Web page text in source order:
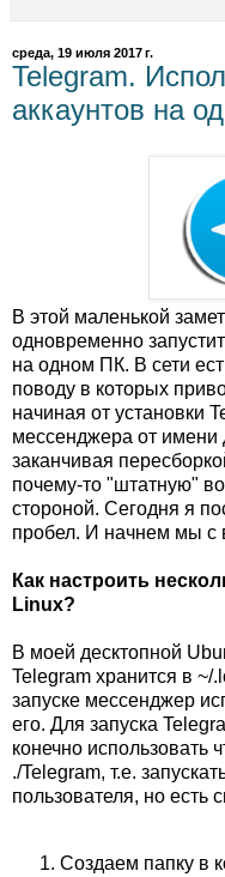
среда, 19 июля 2017 г.
Telegram.
аккаунтов на
В этой маленькой
одновременно
на одном ПК. В сети
поводу в которых
начиная от установки
мессенджера от имени
заканчивая
почему-то "штатную"
стороной. Сегодня я
пробел. И начнем мы с
Как настроить
Linux?
В моей десктопной
Telegram хранится в
запуске мессенджер
его. Для запуска
конечно использовать
./Telegram, т.е.
пользователя, но есть
Создаем папку в